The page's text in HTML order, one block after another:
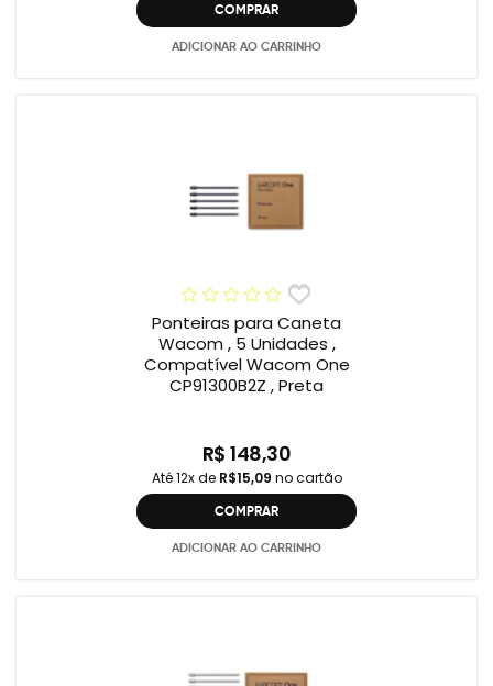
COMPRAR
ADICIONAR AO CARRINHO
Ponteiras para Caneta
Wacom , 5 Unidades ,
Compatível Wacom One
CP91300B2Z , Preta
R$ 148,30
Até 12x de R$15,09 no cartão
COMPRAR
ADICIONAR AO CARRINHO